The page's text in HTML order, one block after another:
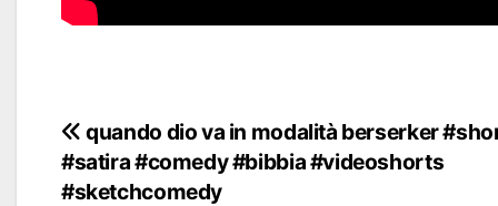
Navigazione
articoli
quando dio va in modalità berserker
#satira #comedy #bibbia #videoshorts
#sketchcomedy